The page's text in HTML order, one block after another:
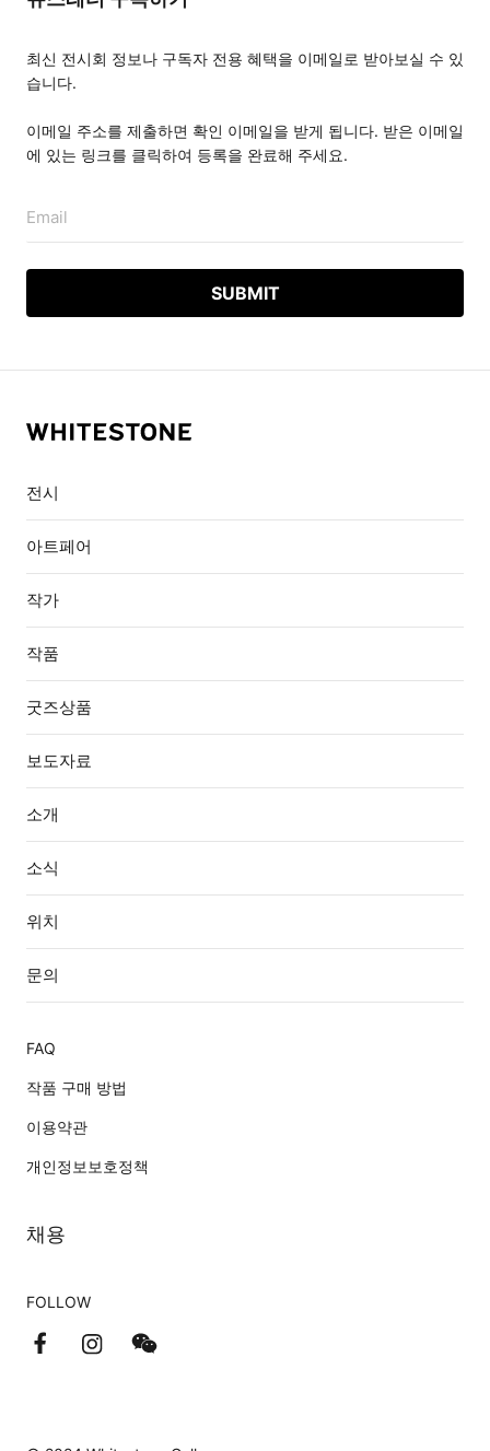
최신 전시회 정보나 구독자 전용 혜택을 이메일로 받아보실 수 있
습니다.
이메일 주소를 제출하면 확인 이메일을 받게 됩니다. 받은 이메일
에 있는 링크를 클릭하여 등록을 완료해 주세요.
Email
전시
아트페어
작가
작품
굿즈상품
보도자료
소개
소식
위치
문의
FAQ
작품 구매 방법
이용약관
개인정보보호정책
채용
FOLLOW